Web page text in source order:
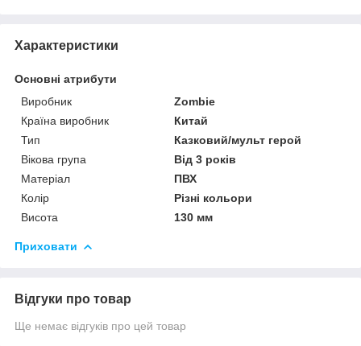
Характеристики
Основні атрибути
Виробник
Zombie
Країна виробник
Китай
Тип
Казковий/мульт герой
Вікова група
Від 3 років
Матеріал
ПВХ
Колір
Різні кольори
Висота
130 мм
Приховати
Відгуки про товар
Ще немає відгуків про цей товар